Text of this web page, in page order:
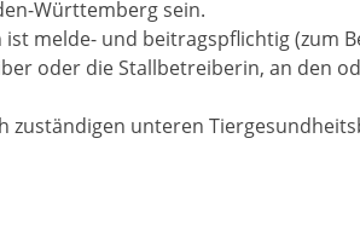
Württemberg sein.
melde- und beitragspflichtig(zum
oder die Stallbetreiberin, an den
zuständigen unteren